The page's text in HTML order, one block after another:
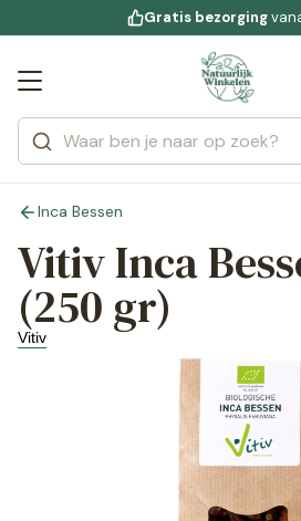
Jouw
voor 19:00 uur
Gratis bezorging
Zoeken
Categorieën
Merken
Bekijk alle
Inca Bessen
Vitiv Inca
(250 gr)
Vitiv